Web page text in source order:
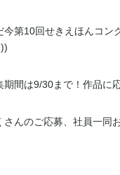
今第10回せきえほんコン
期間は9/30まで！作品に